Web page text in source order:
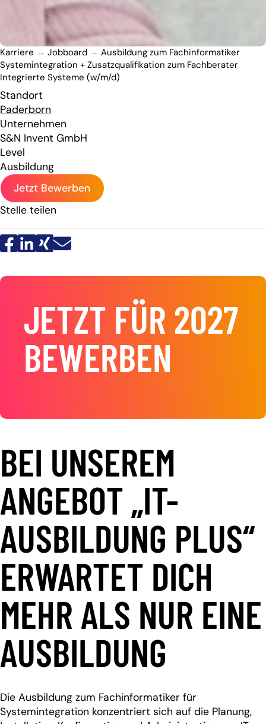
Karriere → Jobboard → Ausbildung zum Fachinformatiker
Systemintegration + Zusatzqualifikation zum Fachberater
Integrierte Systeme (w/m/d)
Standort
Paderborn
Unternehmen
S&N Invent GmbH
Level
Ausbildung
Jetzt Bewerben
Stelle teilen
JETZT FÜR 2027
BEWERBEN
BEI UNSEREM
ANGEBOT „IT-
AUSBILDUNG PLUS“
ERWARTET DICH
MEHR ALS NUR EINE
AUSBILDUNG
Die Ausbildung zum Fachinformatiker für
Systemintegration konzentriert sich auf die Planung,